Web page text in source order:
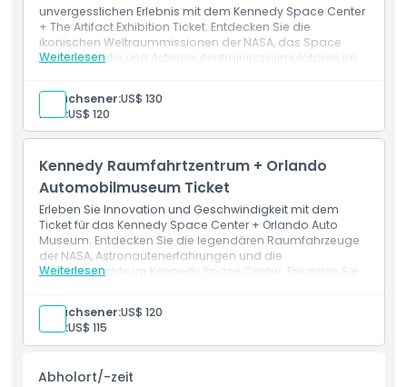
unvergesslichen Erlebnis mit dem Kennedy Space Center
+ The Artifact Exhibition Ticket. Entdecken Sie die
ikonischen Weltraummissionen der NASA, das Space
Shuttle Atlantis und Astronautentrainingssimulatoren im
Zeit zurück bei The Artifact Exhibition, die echte Artefakte
von der Titanic und antiken Zivilisationen zeigt. Dieses
Kombiticket bietet eine einzigartige Mischung aus
Wissenschaft, Geschichte und Entdeckung, perfekt für
Weiterlesen
Erwachsener:US$ 130
Kind:US$ 120
Kennedy Raumfahrtzentrum + Orlando
Automobilmuseum Ticket
Erleben Sie Innovation und Geschwindigkeit mit dem
Ticket für das Kennedy Space Center + Orlando Auto
Museum. Entdecken Sie die legendären Raumfahrzeuge
der NASA, Astronautenerfahrungen und die
Startgeschichte im Kennedy Space Center. Erkunden Sie
exotischer Autos, Filmfahrzeuge und seltener Klassiker im
Orlando Auto Museum. Dieses ultimative Kombiticket ist
perfekt für Weltraumfans und Autoliebhaber, die
Zentralflorida besuchen.
Weiterlesen
Erwachsener:US$ 120
Kind:US$ 115
Abholort/-zeit